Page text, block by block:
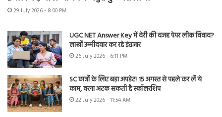
29 July 2026 - 8:00 PM
UGC NET Answer Key में देरी की वजह पेपर लीक विवाद?
लाखों उम्मीदवार कर रहे इंतजार
26 July 2026 - 6:11 PM
SC छात्रों के लिए बड़ा अपडेट! 15 अगस्त से पहले कर लें ये
काम, वरना अटक सकती है स्कॉलरशिप
22 July 2026 - 11:54 AM